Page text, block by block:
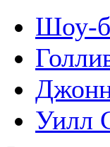
Шоу-
Уилл